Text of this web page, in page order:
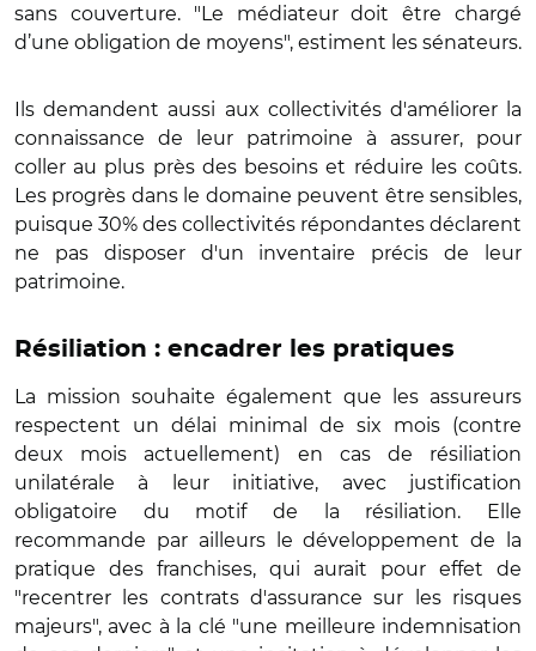
sans couverture. "Le médiateur doit être chargé
d’une obligation de moyens", estiment les sénateurs.
Ils demandent aussi aux collectivités d'améliorer la
connaissance de leur patrimoine à assurer, pour
coller au plus près des besoins et réduire les coûts.
Les progrès dans le domaine peuvent être sensibles,
puisque 30% des collectivités répondantes déclarent
ne pas disposer d'un inventaire précis de leur
patrimoine.
Résiliation : encadrer les pratiques
La mission souhaite également que les assureurs
respectent un délai minimal de six mois (contre
deux mois actuellement) en cas de résiliation
unilatérale à leur initiative, avec justification
obligatoire du motif de la résiliation. Elle
recommande par ailleurs le développement de la
pratique des franchises, qui aurait pour effet de
"recentrer les contrats d'assurance sur les risques
majeurs", avec à la clé "une meilleure indemnisation